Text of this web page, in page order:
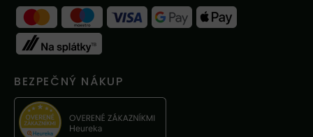
BEZPEČNÝ NÁKUP